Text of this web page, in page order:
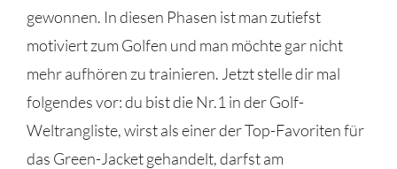
gewonnen. In diesen Phasen ist man zutiefst
motiviert zum Golfen und man möchte gar nicht
mehr aufhören zu trainieren. Jetzt stelle dir mal
folgendes vor: du bist die Nr.1 in der Golf-
Weltrangliste, wirst als einer der Top-Favoriten für
das Green-Jacket gehandelt, darfst am